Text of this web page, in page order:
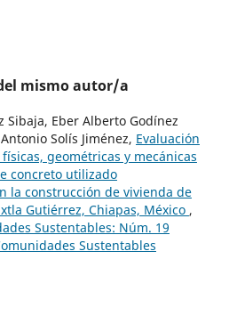
mismo autor/a
Sibaja, Eber Alberto Godínez
Solís Jiménez, Evaluación
geométricas y mecánicas
concreto utilizado
la construcción de vivienda de
Gutiérrez, Chiapas, México ,
Sustentables: Núm. 19
Sustentables